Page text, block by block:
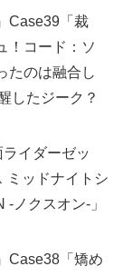
Case39「裁
！コード：ソ
たのは融合し
したジーク？
ライダーゼッ
ミッドナイトシ
ノクスオン-」
Case38「矯め